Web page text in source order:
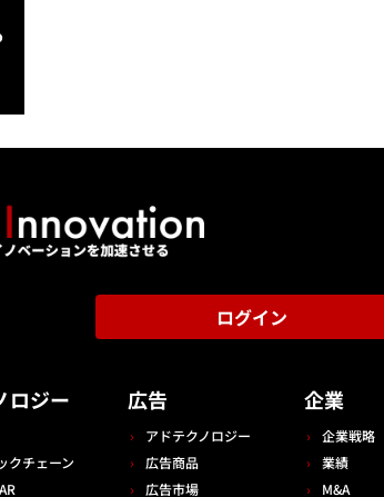
ログイン
ロジー
クチェーン
広告
アドテクノロジー
広告商品
広告市場
企業
企業戦略
業績
M&A